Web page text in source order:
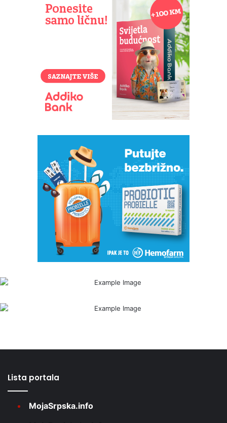
Lista portala
MojaSrpska.info